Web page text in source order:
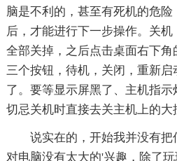
脑是不利的，甚至有死机的危
后，才能进行下一步操作。关
全部关掉，之后点击桌面右下角
三个按钮，待机，关闭，重新启
了。要等显示屏黑了、主机指示
切忌关机时直接去关主机上的大
说实在的，开始我并没有把
对电脑没有太大的'兴趣，除了